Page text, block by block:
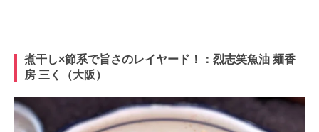
煮干し×節系で旨さのレイヤード！：烈志笑魚油 麺香
房 三く（大阪）